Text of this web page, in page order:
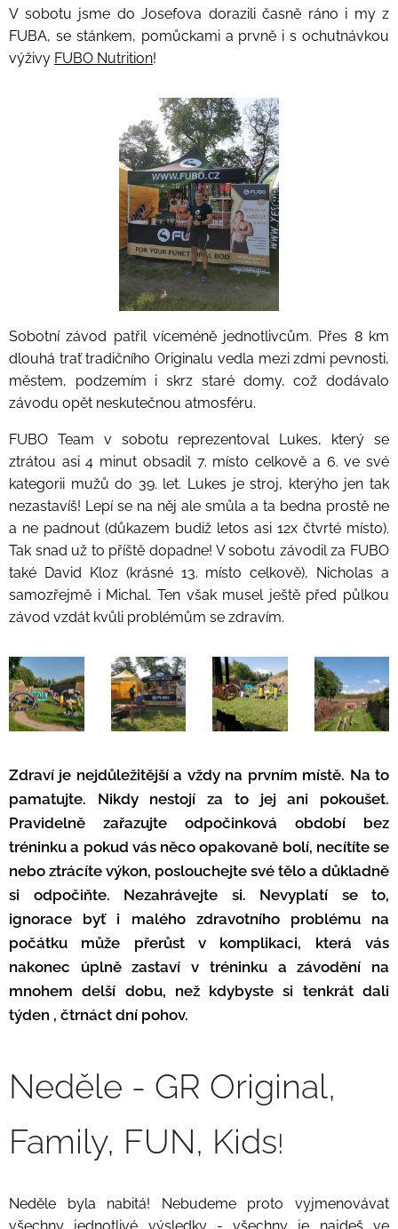
V sobotu jsme do Josefova dorazili časně ráno i my z
FUBA, se stánkem, pomůckami a prvně i s ochutnávkou
výživy FUBO Nutrition!
Sobotní závod patřil víceméně jednotlivcům. Přes 8 km
dlouhá trať tradičního Originalu vedla mezi zdmi pevnosti,
městem, podzemím i skrz staré domy, což dodávalo
závodu opět neskutečnou atmosféru.
FUBO Team v sobotu reprezentoval Lukes, který se
ztrátou asi 4 minut obsadil 7. místo celkově a 6. ve své
kategorii mužů do 39. let. Lukes je stroj, kterýho jen tak
nezastavíš! Lepí se na něj ale smůla a ta bedna prostě ne
a ne padnout (důkazem budiž letos asi 12x čtvrté místo).
Tak snad už to příště dopadne! V sobotu závodil za FUBO
také David Kloz (krásné 13. místo celkově), Nicholas a
samozřejmě i Michal. Ten však musel ještě před půlkou
závod vzdát kvůli problémům se zdravím.
Zdraví je nejdůležitější a vždy na prvním místě. Na to
pamatujte. Nikdy nestojí za to jej ani pokoušet.
Pravidelně zařazujte odpočinková období bez
tréninku a pokud vás něco opakovaně bolí, necítíte se
nebo ztrácíte výkon, poslouchejte své tělo a důkladně
si odpočiňte. Nezahrávejte si. Nevyplatí se to,
ignorace byť i malého zdravotního problému na
počátku může přerůst v komplikaci, která vás
nakonec úplně zastaví v tréninku a závodění na
mnohem delší dobu, než kdybyste si tenkrát dali
týden , čtrnáct dní pohov.
Neděle - GR Original,
Family, FUN, Kids!
Neděle byla nabitá! Nebudeme proto vyjmenovávat